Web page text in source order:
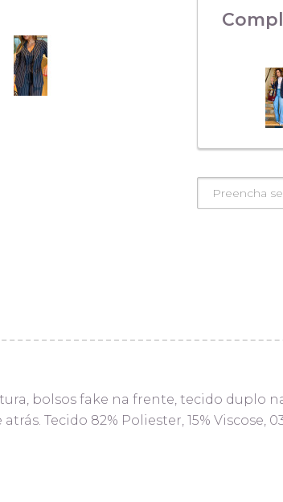
bolsos fake na frente, tecido duplo
Tecido 82% Poliester, 15% Viscose,